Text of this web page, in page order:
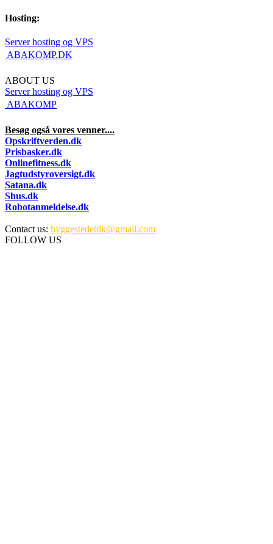
Hosting:
Server hosting og VPS
 ABAKOMP.DK
ABOUT US
Server hosting og VPS
 ABAKOMP
Besøg også vores venner....
Opskriftverden.dk
Prisbasker.dk
Onlinefitness.dk
Jagtudstyroversigt.dk
Satana.dk
Shus.dk
Robotanmeldelse.dk
Contact us: hyggestedetdk@gmail.com
FOLLOW US